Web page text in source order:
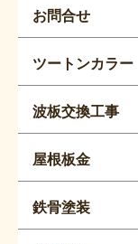
お問合せ
ツートンカラー
波板交換工事
屋根板金
鉄骨塗装